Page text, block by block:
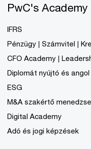
PwC's Academy
IFRS
Pénzügy | Számvitel |
CFO Academy |
Diplomát nyújtó és
ESG
M&A szakértő
Digital Academy
Adó és jogi képzések